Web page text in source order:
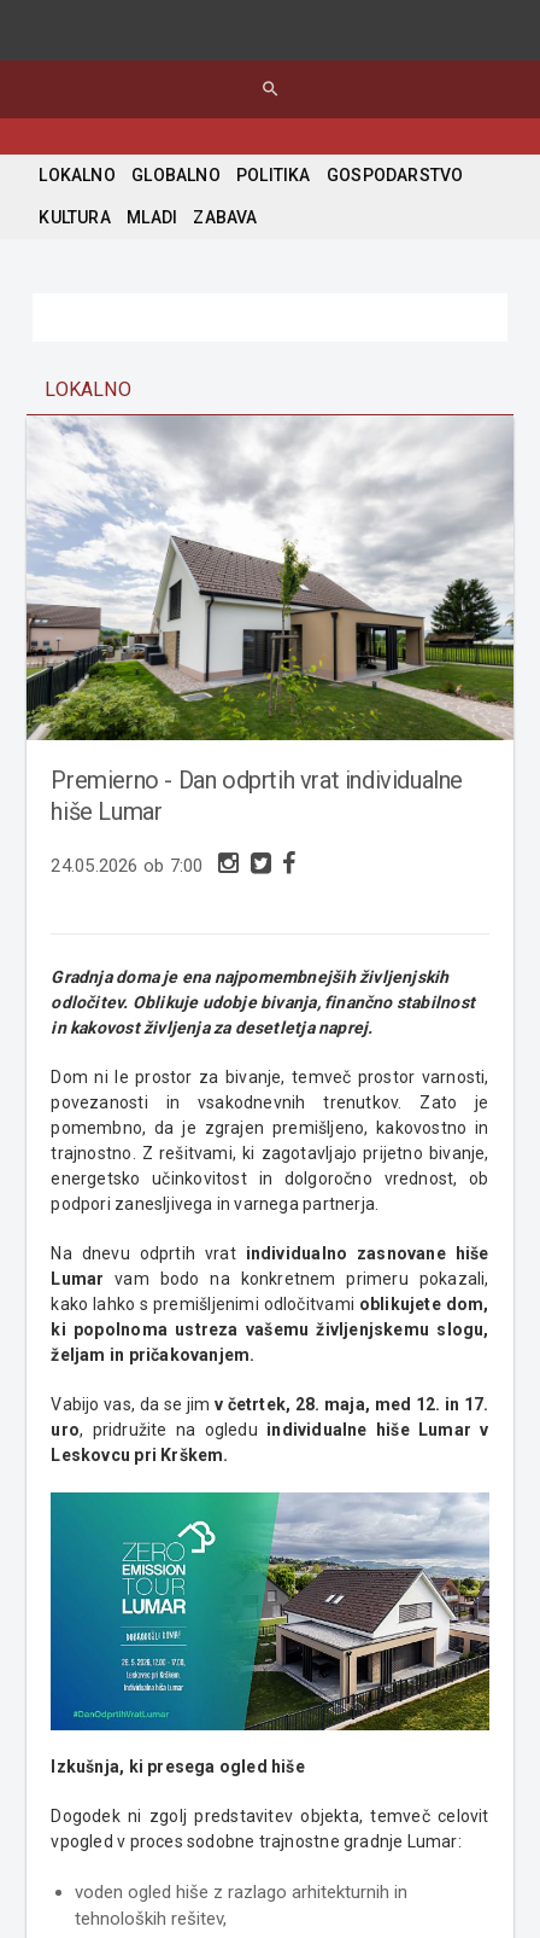
search
LOKALNO GLOBALNO POLITIKA GOSPODARSTVO
KULTURA MLADI ZABAVA
LOKALNO
Premierno - Dan odprtih vrat individualne
hiše Lumar
24.05.2026 ob 7:00
Gradnja doma je ena najpomembnejših življenjskih
odločitev. Oblikuje udobje bivanja, finančno stabilnost
in kakovost življenja za desetletja naprej.
Dom ni le prostor za bivanje, temveč prostor varnosti,
povezanosti in vsakodnevnih trenutkov. Zato je
pomembno, da je zgrajen premišljeno, kakovostno in
trajnostno. Z rešitvami, ki zagotavljajo prijetno bivanje,
energetsko učinkovitost in dolgoročno vrednost, ob
podpori zanesljivega in varnega partnerja.
Na dnevu odprtih vrat individualno zasnovane hiše
Lumar vam bodo na konkretnem primeru pokazali,
kako lahko s premišljenimi odločitvami oblikujete dom,
ki popolnoma ustreza vašemu življenjskemu slogu,
željam in pričakovanjem.
Vabijo vas, da se jim v četrtek, 28. maja, med 12. in 17.
uro, pridružite na ogledu individualne hiše Lumar v
Leskovcu pri Krškem.
Izkušnja, ki presega ogled hiše
Dogodek ni zgolj predstavitev objekta, temveč celovit
vpogled v proces sodobne trajnostne gradnje Lumar:
voden ogled hiše z razlago arhitekturnih in
tehnoloških rešitev,